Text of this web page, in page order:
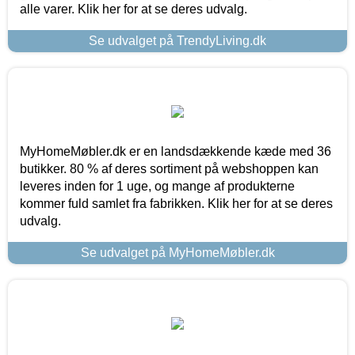
alle varer. Klik her for at se deres udvalg.
Se udvalget på TrendyLiving.dk
MyHomeMøbler.dk er en landsdækkende kæde med 36
butikker. 80 % af deres sortiment på webshoppen kan
leveres inden for 1 uge, og mange af produkterne
kommer fuld samlet fra fabrikken. Klik her for at se deres
udvalg.
Se udvalget på MyHomeMøbler.dk